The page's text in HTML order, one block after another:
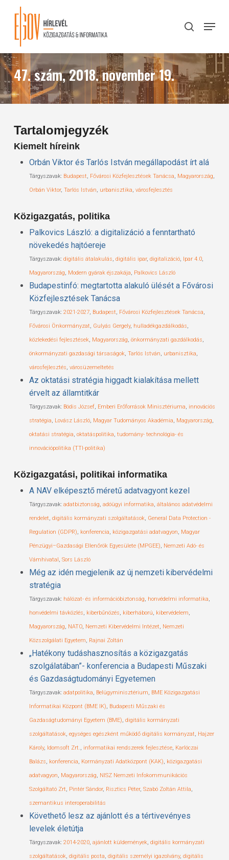
content
search
Menu
47. szám, 2018. november 19.
Tartalomjegyzék
Kiemelt híreink
Orbán Viktor és Tarlós István megállapodást írt alá
Tárgyszavak: Budapest, Fővárosi Közfejlesztések Tanácsa, Magyarország,
Orbán Viktor, Tarlós István, urbanisztika, városfejlesztés
Közigazgatás, politika
Palkovics László: a digitalizáció a fenntartható
növekedés hajtóereje
Tárgyszavak: digitális átalakulás, digitális ipar, digitalizáció, Ipar 4.0,
Magyarország, Modern gyárak éjszakája, Palkovics László
Budapestinfó: megtartotta alakuló ülését a Fővárosi
Közfejlesztések Tanácsa
Tárgyszavak: 2021-2027, Budapest, Fővárosi Közfejlesztések Tanácsa,
Fővárosi Önkormányzat, Gulyás Gergely, hulladékgazdálkodás,
közlekedési fejlesztések, Magyarország, önkormányzati gazdálkodás,
önkormányzati gazdasági társaságok, Tarlós István, urbanisztika,
városfejlesztés, városüzemeltetés
Az oktatási stratégia higgadt kialakítása mellett
érvelt az államtitkár
Tárgyszavak: Bódis József, Emberi Erőforrások Minisztériuma, innovációs
stratégia, Lovász László, Magyar Tudományos Akadémia, Magyarország,
oktatási stratégia, oktatáspolitika, tudomány- technológia- és
innovációpolitika (TTI-politika)
Közigazgatási, politikai informatika
A NAV elképesztő méretű adatvagyont kezel
Tárgyszavak: adatbiztonság, adóügyi informatika, általános adatvédelmi
rendelet, digitális kormányzati szolgáltatások, General Data Protection ­
Regulation (GDPR), konferencia, közigazgatási adatvagyon, Magyar
Pénzügyi–Gazdasági Ellenőrök Egyesülete (MPGEE), Nemzeti Adó- és
Vámhivatal, Sors László
Még az idén megjelenik az új nemzeti kibervédelmi
stratégia
Tárgyszavak: hálózat- és információbiztonság, honvédelmi informatika,
honvédelmi távközlés, kiberbűnözés, kiberháború, kibervédelem,
Magyarország, NATO, Nemzeti Kibervédelmi Intézet, Nemzeti
Közszolgálati Egyetem, Rajnai Zoltán
„Hatékony tudáshasznosítás a közigazgatás
szolgálatában”- konferencia a Budapesti Műszaki
és Gazdaságtudományi Egyetemen
Tárgyszavak: adatpolitika, Belügyminisztérium, BME Közigazgatási
Informatikai Központ (BME IK), Budapesti Műszaki és
Gazdaságtudományi Egyetem (BME), digitális kormányzati
szolgáltatások, egységes egészként működő digitális kormányzat, Hajzer
Károly, Idomsoft Zrt., informatikai rendszerek fejlesztése, Karlóczai
Balázs, konferencia, Kormányzati Adatközpont (KAK), közigazgatási
adatvagyon, Magyarország, NISZ Nemzeti Infokommunikációs
Szolgáltató Zrt, Pintér Sándor, Risztics Péter, Szabó Zoltán Attila,
szemantikus interoperabilitás
Követhető lesz az ajánlott és a tértivevényes
levelek életútja
Tárgyszavak: 2014-2020, ajánlott küldemények, digitális kormányzati
szolgáltatások, digitális posta, digitális személyi igazolvány, digitális
Close